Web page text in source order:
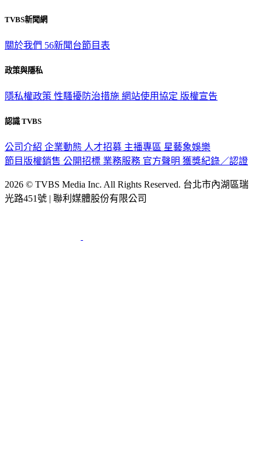
TVBS新聞網
關於我們 56新聞台節目表
政策與隱私
隱私權政策 性騷擾防治措施 網站使用協定 版權宣告
認識 TVBS
公司介紹 企業動態 人才招募 主播專區 星藝象娛樂
節目版權銷售 公開招標 業務服務 官方聲明 獲獎紀錄／認證
2026 © TVBS Media Inc. All Rights Reserved. 台北市內湖區瑞
光路451號 | 聯利媒體股份有限公司